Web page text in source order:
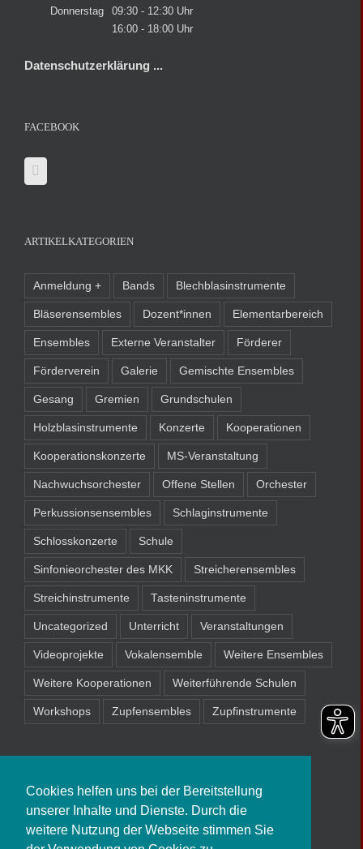
Cookies helfen uns bei der Bereitstellung
unserer Inhalte und Dienste. Durch die
weitere Nutzung der Webseite stimmen Sie
Donnerstag
09:30 - 12:30 Uhr
16:00 - 18:00 Uhr
Datenschutzerklärung ...
FACEBOOK
ARTIKELKATEGORIEN
Anmeldung + Bands Blechblasinstrumente
Bläserensembles Dozent*innen Elementarbereich
Ensembles Externe Veranstalter Förderer
Förderverein Galerie Gemischte Ensembles
Gesang Gremien Grundschulen
Holzblasinstrumente Konzerte Kooperationen
Kooperationskonzerte MS-Veranstaltung
Nachwuchsorchester Offene Stellen Orchester
Perkussionsensembles Schlaginstrumente
Schlosskonzerte Schule
Sinfonieorchester des MKK Streicherensembles
Streichinstrumente Tasteninstrumente
Uncategorized Unterricht Veranstaltungen
Videoprojekte Vokalensemble Weitere Ensembles
Weitere Kooperationen Weiterführende Schulen
Workshops Zupfensembles Zupfinstrumente